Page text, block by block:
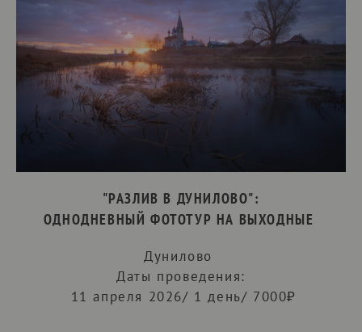
"РАЗЛИВ В ДУНИЛОВО":
ОДНОДНЕВНЫЙ ФОТОТУР НА ВЫХОДНЫЕ
Дунилово
Даты проведения:
11 апреля 2026/ 1 день/ 7000₽